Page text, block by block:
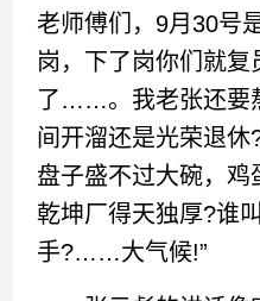
老师傅们，9月30号
岗，下了岗你们就复
了……。我老张还要
间开溜还是光荣退休
盘子盛不过大碗，鸡
乾坤厂得天独厚?谁
手?……大气候!”